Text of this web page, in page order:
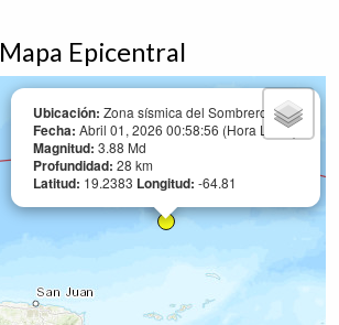
Mapa Epicentral
Ubicación: Zona sísmica del Sombrero
Fecha: Abril 01, 2026 00:58:56 (Hora Local)
Magnitud: 3.88 Md
Profundidad: 28 km
Latitud: 19.2383 Longitud: -64.81